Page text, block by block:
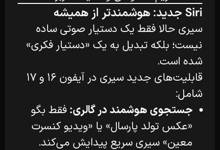
Siri جدید: هوشمندتر از همیشه
سیری حالا فقط یک دستیار صوتی ساده
نیست؛ بلکه تبدیل به یک «دستیار فکری»
شده است.
قابلیت‌های جدید سیری در آیفون ۱۶ و ۱۷
شامل:
جستجوی هوشمند در گالری: فقط بگو
«عکس تولد پارسال» یا «ویدیو کنسرت
معین» سیری سریع پیدایش می‌کند.